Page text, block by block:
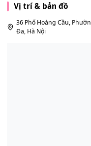
Vị trí & bản đồ
36 Phố Hoàng Cầu,
Đa, Hà Nội